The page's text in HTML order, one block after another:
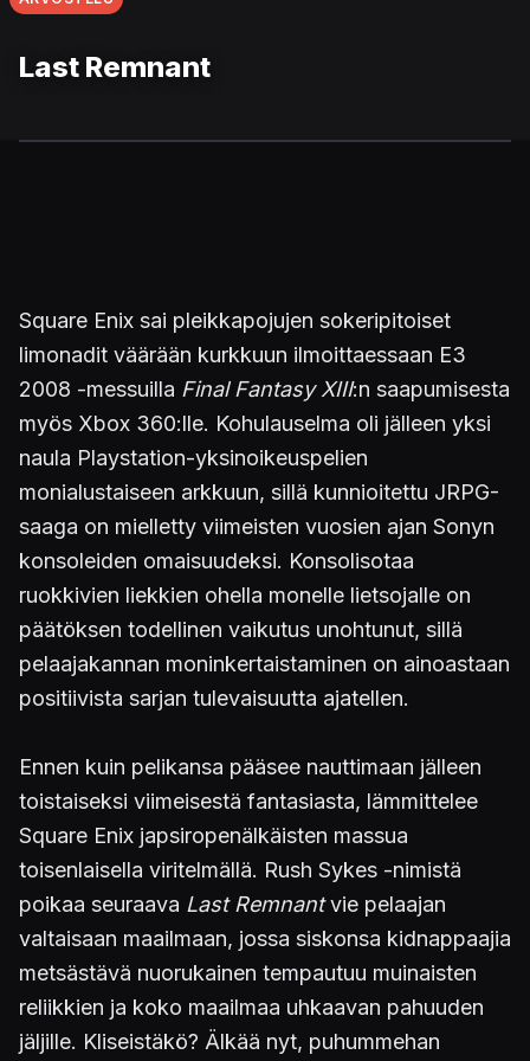
Last Remnant
Square Enix sai pleikkapojujen sokeripitoiset
limonadit väärään kurkkuun ilmoittaessaan E3
2008 -messuilla Final Fantasy XIII:n saapumisesta
myös Xbox 360:lle. Kohulauselma oli jälleen yksi
naula Playstation-yksinoikeuspelien
monialustaiseen arkkuun, sillä kunnioitettu JRPG-
saaga on mielletty viimeisten vuosien ajan Sonyn
konsoleiden omaisuudeksi. Konsolisotaa
ruokkivien liekkien ohella monelle lietsojalle on
päätöksen todellinen vaikutus unohtunut, sillä
pelaajakannan moninkertaistaminen on ainoastaan
positiivista sarjan tulevaisuutta ajatellen.
Ennen kuin pelikansa pääsee nauttimaan jälleen
toistaiseksi viimeisestä fantasiasta, lämmittelee
Square Enix japsiropenälkäisten massua
toisenlaisella viritelmällä. Rush Sykes -nimistä
poikaa seuraava Last Remnantvie pelaajan
valtaisaan maailmaan, jossa siskonsa kidnappaajia
metsästävä nuorukainen tempautuu muinaisten
reliikkien ja koko maailmaa uhkaavan pahuuden
jäljille. Kliseistäkö? Älkää nyt, puhummehan